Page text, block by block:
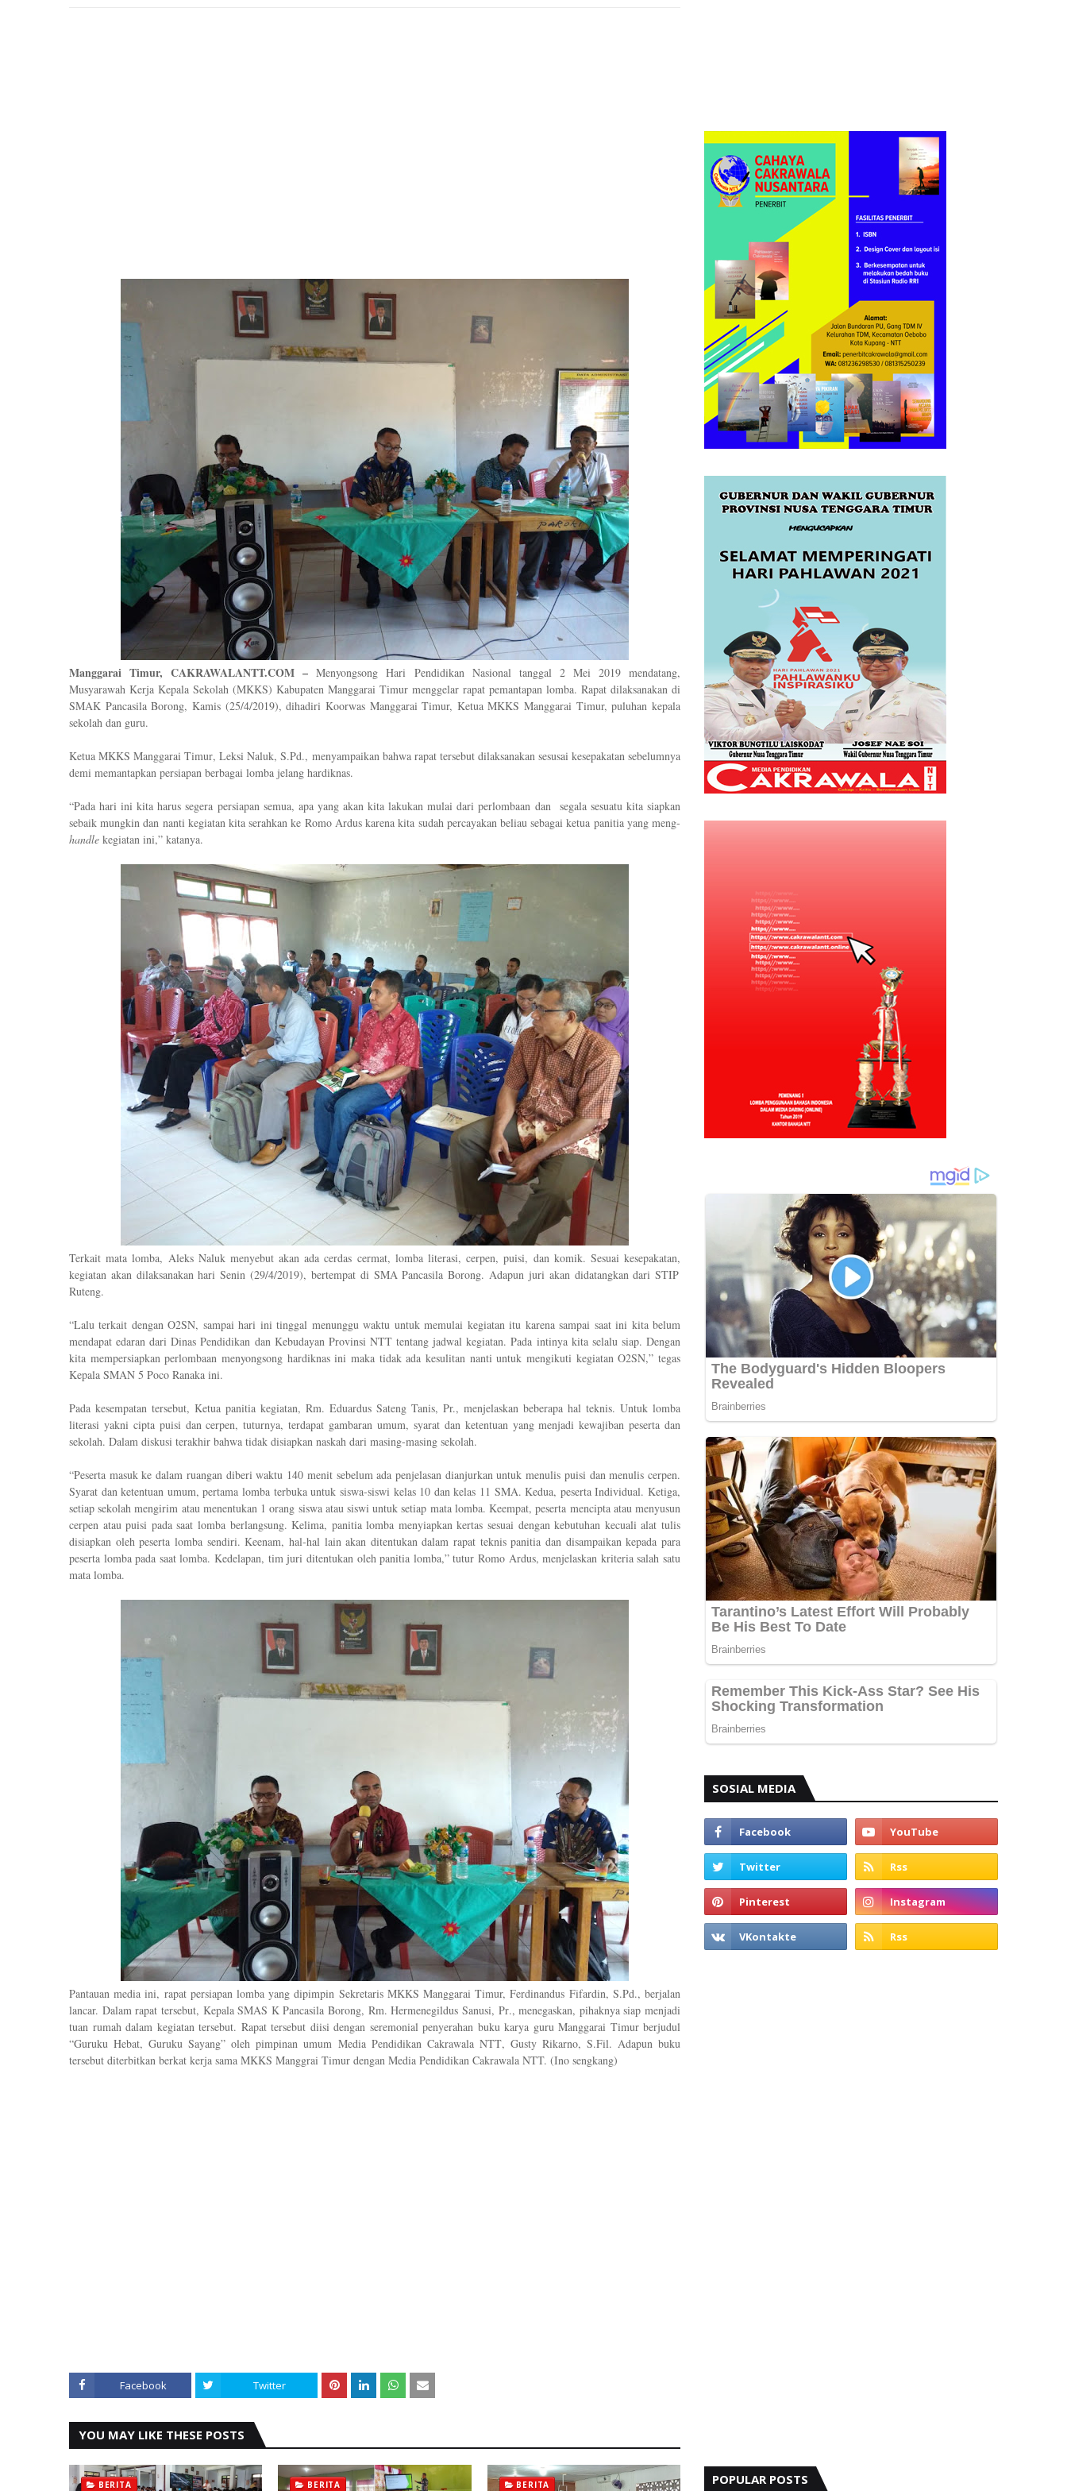
Manggarai Timur, CAKRAWALANTT.COM – Menyongsong Hari Pendidikan Nasional tanggal 2 Mei 2019mendatang,
Musyarawah Kerja Kepala Sekolah (MKKS) Kabupaten Manggarai Timur menggelar rapat pemantapan lomba. Rapat dilaksanakan di
SMAK Pancasila Borong, Kamis (25/4/2019), dihadiri Koorwas Manggarai Timur, Ketua MKKS Manggarai Timur, puluhan kepala
sekolah dan guru.
Ketua MKKSManggarai Timur, Leksi Naluk, S.Pd., menyampaikan bahwa rapat tersebut dilaksanakan sesusai kesepakatan sebelumnya
demi memantapkan persiapan berbagai lomba jelang hardiknas.
“Pada hari ini kita harus segera persiapan semua, apa yang akan kita lakukan mulai dari perlombaan dan segala sesuatu kita siapkan
sebaik mungkin dan nanti kegiatan kita serahkan ke Romo Arduskarena kita sudah percayakan beliau sebagai ketua panitia yang meng-
handle kegiatan ini,” katanya.
Terkaitmata lomba, Aleks Naluk menyebut akan ada cerdas cermat, lomba literasi, cerpen, puisi, dan komik. Sesuai kesepakatan,
kegiatan akan dilaksanakan hari Senin(29/4/2019), bertempat di SMA Pancasila Borong. Adapun juri akan didatangkan dariSTIP
Ruteng.
“Lalu terkait dengan O2SN, sampai hari ini tinggal menunggu waktu untuk memulai kegiatan itu karena sampai saat ini kita belum
mendapat edaran dari Dinas Pendidikan dan Kebudayan Provinsi NTT tentang jadwal kegiatan. Pada intinya kita selalu siap. Dengan
kita mempersiapkan perlombaan menyongsong hardiknas ini maka tidak ada kesulitan nanti untuk mengikuti kegiatan O2SN,”tegas
Kepala SMAN 5 Poco Ranaka ini.
Pada kesempatan tersebut, Ketua panitia kegiatan, Rm. Eduardus Sateng Tanis, Pr., menjelaskan beberapa hal teknis. Untuk lomba
literasi yakni cipta puisi dan cerpen, tuturnya, terdapat gambaran umum, syarat dan ketentuan yang menjadi kewajiban peserta dan
sekolah. Dalam diskusi terakhir bahwa tidak disiapkan naskah dari masing-masing sekolah.
“Peserta masuk ke dalam ruangan diberi waktu 140 menit sebelum ada penjelasan dianjurkan untuk menulis puisi dan menulis cerpen.
Syarat dan ketentuan umum, pertama lomba terbuka untuk siswa-siswi kelas 10 dan kelas 11 SMA. Kedua, peserta Individual. Ketiga,
setiap sekolah mengirim atau menentukan 1 orang siswa atau siswi untuk setiap mata lomba. Keempat, peserta mencipta atau menyusun
cerpen atau puisi pada saat lomba berlangsung. Kelima, panitia lomba menyiapkan kertas sesuai dengan kebutuhan kecuali alat tulis
disiapkan oleh peserta lomba sendiri. Keenam, hal-hal lain akan ditentukan dalam rapat teknis panitiadan disampaikan kepada para
peserta lomba pada saat lomba. Kedelapan, tim juri ditentukan oleh panitia lomba,” tutur Romo Ardus, menjelaskan kriteria salah satu
mata lomba.
Pantauan media ini, rapat persiapan lomba yang dipimpin Sekretaris MKKS Manggarai Timur, Ferdinandus Fifardin, S.Pd., berjalan
lancar. Dalam rapat tersebut, KepalaSMAS K Pancasila Borong, Rm. Hermenegildus Sanusi, Pr., menegaskan, pihaknyasiap menjadi
tuan rumah dalam kegiatan tersebut. Rapat tersebut diisi dengan seremonial penyerahan buku karya guru Manggarai Timur berjudul
“Guruku Hebat, Guruku Sayang” oleh pimpinan umum Media Pendidikan Cakrawala NTT, Gusty Rikarno, S.Fil. Adapun buku
tersebut diterbitkan berkat kerja sama MKKS Manggrai Timur dengan Media Pendidikan Cakrawala NTT. (Ino sengkang)
Facebook Twitter
YOU MAY LIKE THESE POSTS
BERITA BERITA BERITA
SOSIAL MEDIA
POPULAR POSTS